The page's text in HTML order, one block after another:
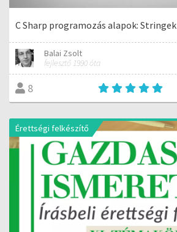
C Sharp programozás alapok: Stringek
Balai Zsolt
fejlesztő 1990 óta
8
Érettségi felkészítő